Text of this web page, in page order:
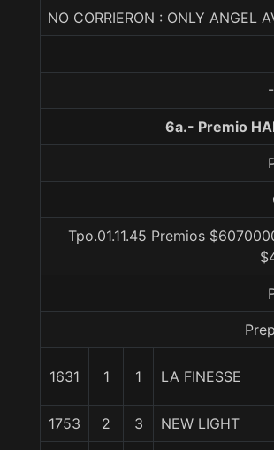
NO CORRIERON : ONLY ANGEL
6a.- Premio
Tpo.01.11.45 Premios
1631 1 1 LA FINESSE
1753 2 3 NEW LIGHT